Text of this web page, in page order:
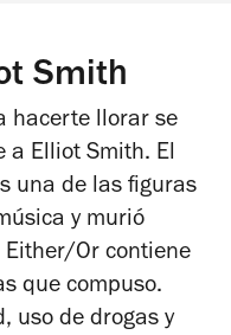
Smith
hacerte llorar se
a Elliot Smith. El
una de las figuras
y murió
Either/Or contiene
que compuso.
uso de drogas y